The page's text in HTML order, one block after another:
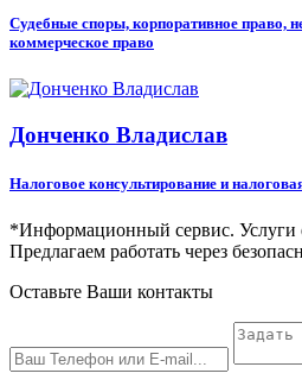
Cудебные споры, корпоративное право,
коммерческое право
Донченко Владислав
Налоговое консультирование и
*Информационный сервис. Услуги
Предлагаем работать через
Оставьте Ваши контакты